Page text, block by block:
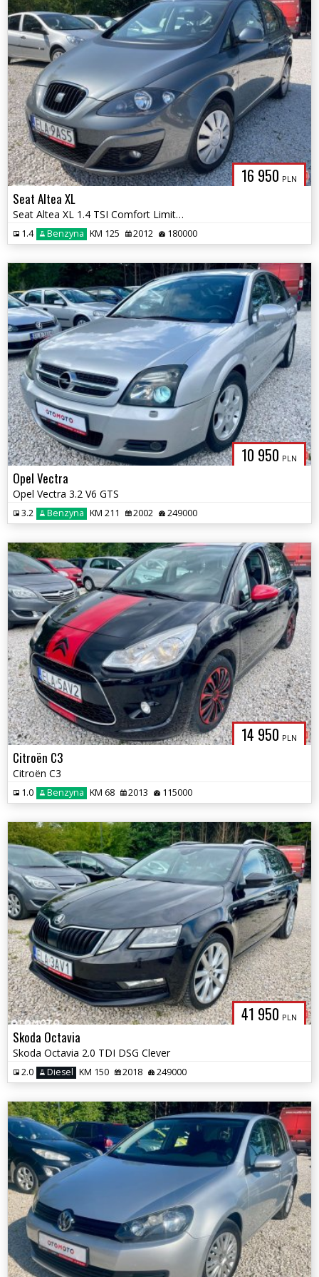
16 950 PLN
Seat Altea XL
Seat Altea XL 1.4 TSI Comfort Limited
1.4 Benzyna KM 125 2012 180000
10 950 PLN
Opel Vectra
Opel Vectra 3.2 V6 GTS
3.2 Benzyna KM 211 2002 249000
14 950 PLN
Citroën C3
Citroën C3
1.0 Benzyna KM 68 2013 115000
41 950 PLN
Skoda Octavia
Skoda Octavia 2.0 TDI DSG Clever
2.0 Diesel KM 150 2018 249000